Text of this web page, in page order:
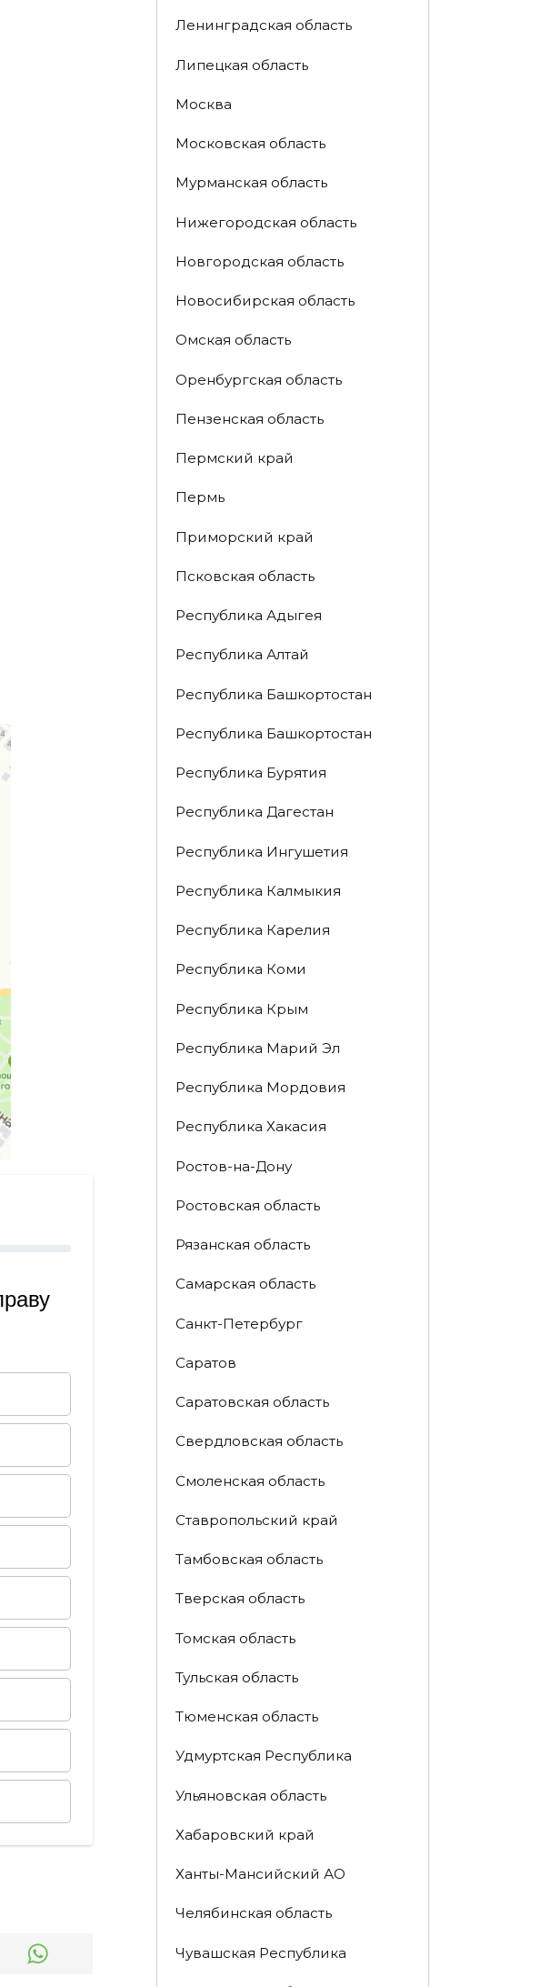
Ленинградская область
Липецкая область
Москва
Московская область
Мурманская область
Нижегородская область
Новгородская область
Новосибирская область
Омская область
Оренбургская область
Пензенская область
Пермский край
Пермь
Приморский край
Псковская область
Республика Адыгея
Республика Алтай
Республика Башкортостан
Республика Башкортостан
Республика Бурятия
Республика Дагестан
Республика Ингушетия
Республика Калмыкия
Республика Карелия
Республика Коми
Республика Крым
Республика Марий Эл
Республика Мордовия
Республика Хакасия
Ростов-на-Дону
Ростовская область
Рязанская область
Самарская область
Санкт-Петербург
Саратов
Саратовская область
Свердловская область
Смоленская область
Ставропольский край
Тамбовская область
Тверская область
Томская область
Тульская область
Тюменская область
Удмуртская Республика
Ульяновская область
Хабаровский край
Ханты-Мансийский АО
Челябинская область
Чувашская Республика